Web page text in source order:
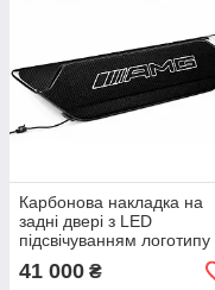
Карбонова накладка на
задні двері з LED
підсвічуванням логотипу
AMG для Mercedes-Benz
G-Class W463A / W465
41 000 ₴